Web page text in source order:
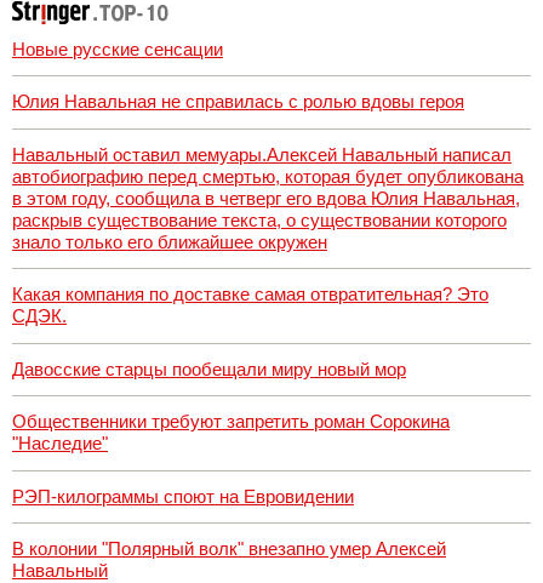
Новые русские сенсации
Юлия Навальная не справилась с ролью вдовы героя
Навальный оставил мемуары.Алексей Навальный написал
автобиографию перед смертью, которая будет опубликована
в этом году, сообщила в четверг его вдова Юлия Навальная,
раскрыв существование текста, о существовании которого
знало только его ближайшее окружен
Какая компания по доставке самая отвратительная? Это
СДЭК.
Давосские старцы пообещали миру новый мор
Общественники требуют запретить роман Сорокина
"Наследие"
РЭП-килограммы споют на Евровидении
В колонии "Полярный волк" внезапно умер Алексей
Навальный